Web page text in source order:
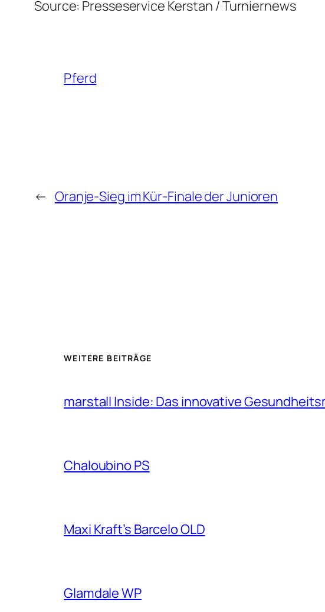
Source: Presseservice Kerstan / Turniernews
Pferd
← Oranje-Sieg im Kür-Finale der Junioren
WEITERE BEITRÄGE
marstall Inside: Das innovative
Chaloubino PS
Maxi Kraft’s Barcelo OLD
Glamdale WP